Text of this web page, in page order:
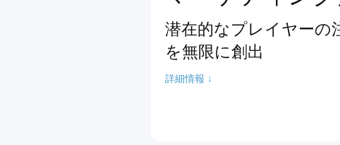
潜在的なプレイヤーの
を無限に創出
詳細情報 ↓